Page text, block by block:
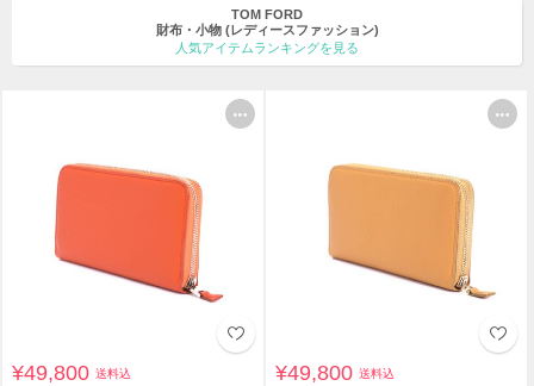
TOM FORD
財布・小物 (レディースファッション)
人気アイテムランキングを見る
¥49,800送料込 ¥49,800送料込